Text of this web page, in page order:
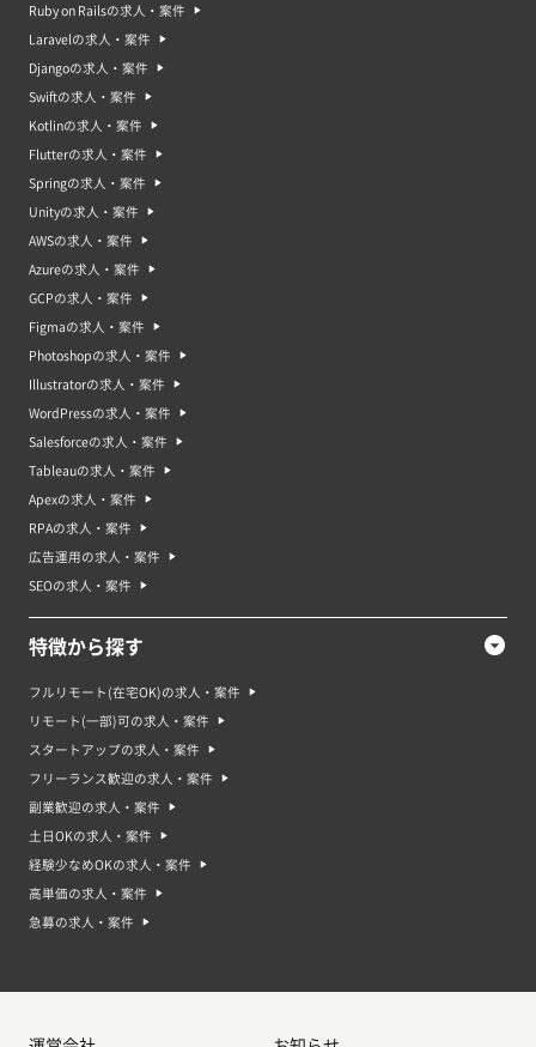
Ruby on Railsの求人・案件
Laravelの求人・案件
Djangoの求人・案件
Swiftの求人・案件
Kotlinの求人・案件
Flutterの求人・案件
Springの求人・案件
Unityの求人・案件
AWSの求人・案件
Azureの求人・案件
GCPの求人・案件
Figmaの求人・案件
Photoshopの求人・案件
Illustratorの求人・案件
WordPressの求人・案件
Salesforceの求人・案件
Tableauの求人・案件
Apexの求人・案件
RPAの求人・案件
広告運用の求人・案件
SEOの求人・案件
特徴から探す
フルリモート(在宅OK)の求人・案件
リモート(一部)可の求人・案件
スタートアップの求人・案件
フリーランス歓迎の求人・案件
副業歓迎の求人・案件
土日OKの求人・案件
経験少なめOKの求人・案件
高単価の求人・案件
急募の求人・案件